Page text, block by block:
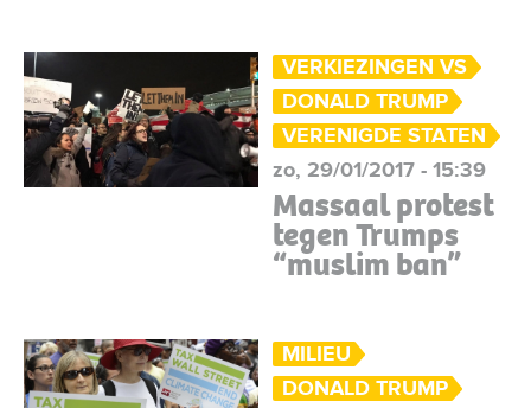
VERKIEZINGEN VS
DONALD TRUMP
VERENIGDE STATEN
zo, 29/01/2017 - 15:39
Massaal protest
tegen Trumps
“muslim ban”
MILIEU
DONALD TRUMP